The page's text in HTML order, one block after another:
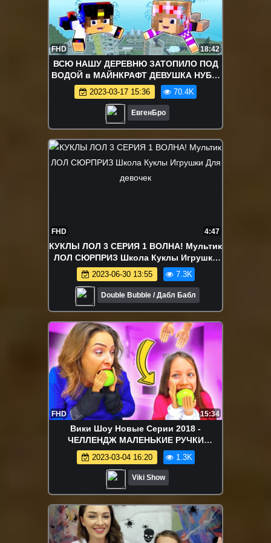
FHD 18:42
ВСЮ НАШУ ДЕРЕВНЮ ЗАТОПИЛО ПОД
ВОДОЙ в МАЙНКРАФТ ДЕВУШКА НУБ И
ПРО ВИДЕО ТРОЛЛИНГ MINECRAFT
2023-03-17 15:36 70.4K
ЕвгенБро
FHD 4:47
КУКЛЫ ЛОЛ 3 СЕРИЯ 1 ВОЛНА! Мультик
ЛОЛ СЮРПРИЗ Школа Куклы Игрушки
Для девочек
2023-06-30 13:55 7.3K
Double Bubble / Дабл Бабл
FHD 15:34
Вики Шоу Новые Серии 2018 -
ЧЕЛЛЕНДЖ МАЛЕНЬКИЕ РУЧКИ
Попробуй Почистить Банан и Съесть
Яблоко Tiny Hands Challenge / Вики
Шоу
2023-03-04 16:20 1.3K
Viki Show